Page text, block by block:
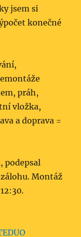
jsem si
konečné
práh,
vložka,
a doprava =
podepsal
Montáž